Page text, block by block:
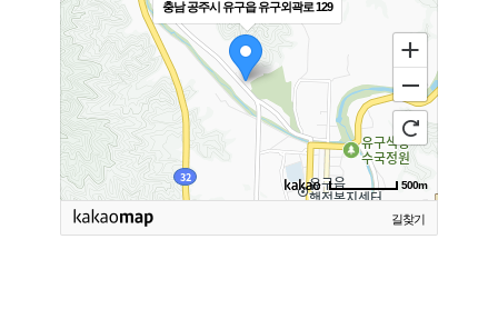
충남 공주시 유구읍 유구외곽로 129
500m
길찾기